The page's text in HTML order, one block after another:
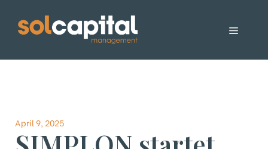
Inhalt
springen
Menü
April 9, 2025